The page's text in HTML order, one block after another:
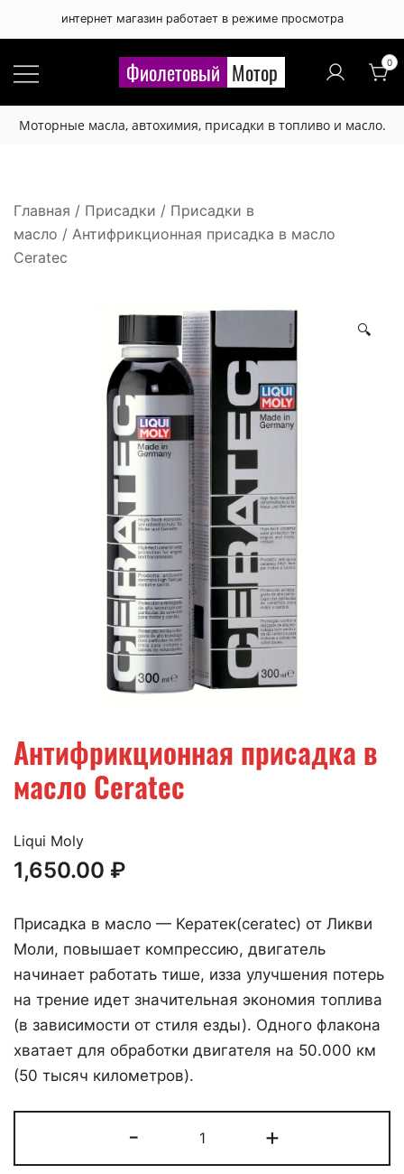
интернет магазин работает в режиме просмотра
Фиолетовый Мотор 0
Моторные масла, автохимия, присадки в топливо и масло.
Главная / Присадки / Присадки в
масло / Антифрикционная присадка в масло
Ceratec
🔍
Антифрикционная присадка в
масло Ceratec
Правила публикации отзывов ×
этот товар.
Отзыв не публикуется если:
- набран латинскими буквами,
- содержит большое количество лексических,
орфографических и других ошибок,
- отзыв рекламного характера (номера
телефонов, адреса, ссылки на другие сайты),
- любой другой посторонний текст.
Публикация отзыва происходит только после
их предварительной проверки.
Администрация сайта оставляют за собой право
не публиковать отзывы, которые не
удовлетворяют перечисленным выше
требованиям, а также оставляют за собой право
удалить любой отзыв в любое время без
Liqui Moly
1,650.00 ₽
Присадка в масло — Кератек(ceratec) от Ликви
Моли, повышает компрессию, двигатель
начинает работать тише, изза улучшения потерь
на трение идет значительная экономия топлива
(в зависимости от стиля езды). Одного флакона
хватает для обработки двигателя на 50.000 км
(50 тысяч километров).
-
Антифрикционная
присадка
+